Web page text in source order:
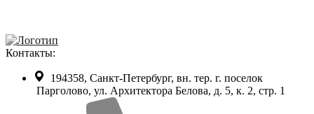
Контакты:
194358, Санкт-Петербург, вн. тер. г. поселок
Парголово, ул. Архитектора Белова, д. 5, к. 2, cтр. 1